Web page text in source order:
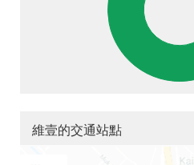
維壹的交通站點